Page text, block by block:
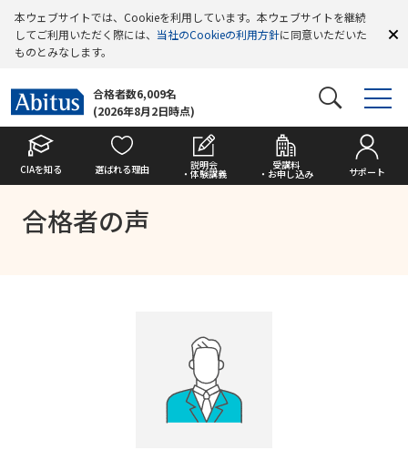
本ウェブサイトでは、Cookieを利用しています。本ウェブサイトを継続
してご利用いただく際には、 当社のCookieの利用方針に同意いただいた
ものとみなします。
合格者数6,009名
(2026年8月2日時点)
CIAを知る 選ばれる理由 説明会
・体験講義
受講料
・お申し込み サポート
合格者の声